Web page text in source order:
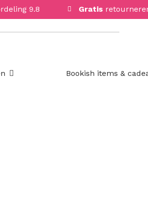
9.8 Gratis
Open Losse boekenboxen
Bookish items &